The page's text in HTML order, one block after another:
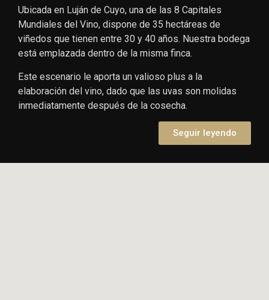
Ubicada en Luján de Cuyo, una de las 8 Capitales
Mundiales del Vino, dispone de 35 hectáreas de
viñedos que tienen entre 30 y 40 años. Nuestra bodega
está emplazada dentro de la misma finca.
Este escenario le aporta un valioso plus a la
elaboración del vino, dado que las uvas son molidas
inmediatamente después de la cosecha.
Seguir leyendo